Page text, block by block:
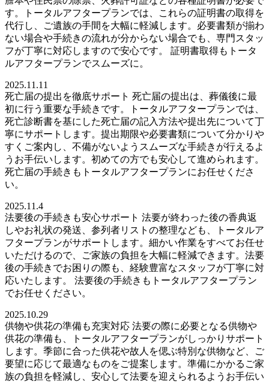
す。トータルアフタープランでは、これらの証明書の取得を
代行し、ご遺族の手間を大幅に軽減します。必要書類が揃わ
ない場合や手続きの流れが分からない場合でも、専門スタッ
フが丁寧に対応しますので安心です。 証明書取得もトータ
ルアフタープランでスムーズに。
2025.11.11
死亡届の提出を徹底サポート 死亡届の提出は、葬儀後に最
初に行う重要な手続きです。トータルアフタープランでは、
死亡診断書を基にした死亡届の記入方法や提出先について丁
寧にサポートします。提出期限や必要書類について分かりや
すくご案内し、不備がないようスムーズな手続きが行えるよ
うお手伝いします。初めての方でも安心して進められます。
死亡届の手続きもトータルアフタープランにお任せくださ
い。
2025.11.4
法要後の手続きも安心サポート 法要が終わった後の香典返
しやお礼状の発送、参列者リストの整理なども、トータルア
フタープランがサポートします。細かい作業をすべてお任せ
いただけるので、ご家族の負担を大幅に軽減できます。法要
後の手続きでお困りの際も、経験豊富なスタッフが丁寧に対
応いたします。 法要後の手続きもトータルアフタープラン
でお任せください。
2025.10.29
供物や供花の準備も充実対応 法要の際に必要となる供物や
供花の準備も、トータルアフタープランがしっかりサポート
します。季節に合った供花や故人を偲ぶ特別な供物など、ご
要望に応じて最適なものをご提案します。準備にかかるご家
族の負担を軽減し、安心して法要を迎えられるようお手伝い